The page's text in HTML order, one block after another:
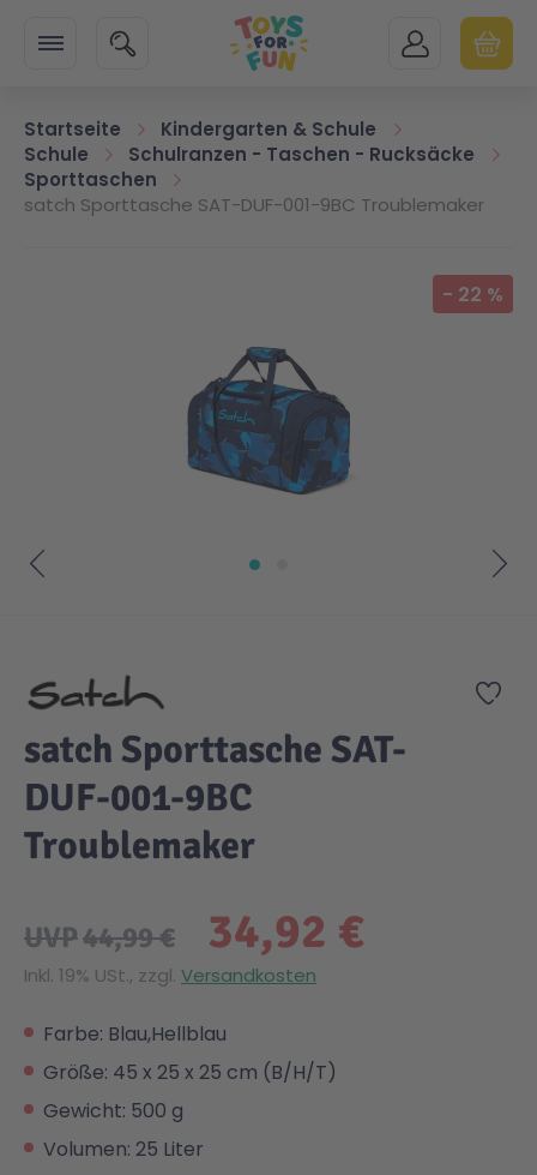
SUCHE MEIN KONTO
Startseite
Kindergarten & Schule
Schule
Schulranzen - Taschen - Rucksäcke
Sporttaschen
satch Sporttasche SAT-DUF-001-9BC Troublemaker
- 22 %
Zur
satch Sporttasche SAT-
DUF-001-9BC
Troublemaker
34,92 €
UVP44,99 €
Inkl. 19% USt., zzgl. Versandkosten
Farbe: Blau,Hellblau
Größe: 45 x 25 x 25 cm (B/H/T)
Gewicht: 500 g
Volumen: 25 Liter